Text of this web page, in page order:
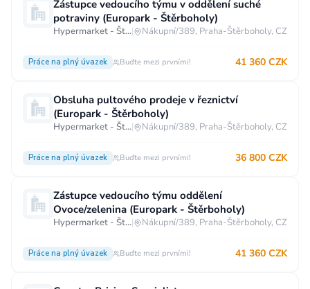
Zástupce vedoucího týmu v oddělení suché
potraviny (Europark - Štěrboholy)
Hypermarket - Štěrboholy| Nákupní/389, Praha-Štěrboholy, CZ
Práce na plný úvazek Buďte mezi prvními! 41 360 CZK
Obsluha pultového prodeje v řeznictví
(Europark - Štěrboholy)
Hypermarket - Štěrboholy| Nákupní/389, Praha-Štěrboholy, CZ
Práce na plný úvazek Buďte mezi prvními! 36 800 CZK
Zástupce vedoucího týmu oddělení
Ovoce/zelenina (Europark - Štěrboholy)
Hypermarket - Štěrboholy| Nákupní/389, Praha-Štěrboholy, CZ
Práce na plný úvazek Buďte mezi prvními! 41 360 CZK